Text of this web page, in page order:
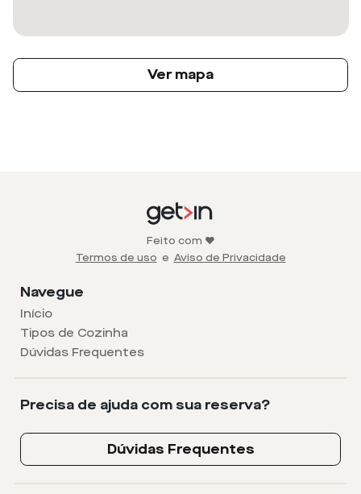
Ver mapa
Feito com ❤️
Termos de uso e Aviso de Privacidade
Navegue
Início
Tipos de Cozinha
Dúvidas Frequentes
Precisa de ajuda com sua reserva?
Dúvidas Frequentes